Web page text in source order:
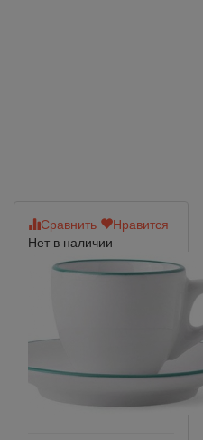
Сравнить
Нравится
Нет в наличии